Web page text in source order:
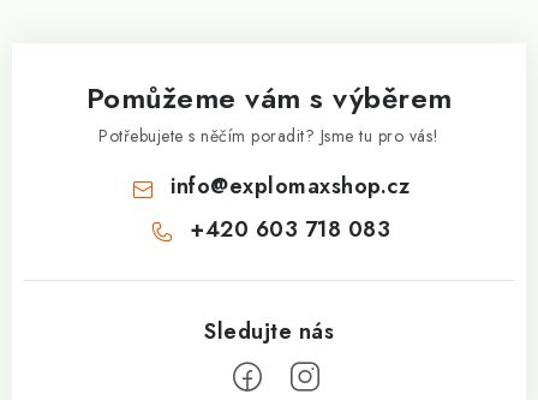
Pomůžeme vám s výběrem
Potřebujete s něčím poradit? Jsme tu pro vás!
info@explomaxshop.cz
+420 603 718 083